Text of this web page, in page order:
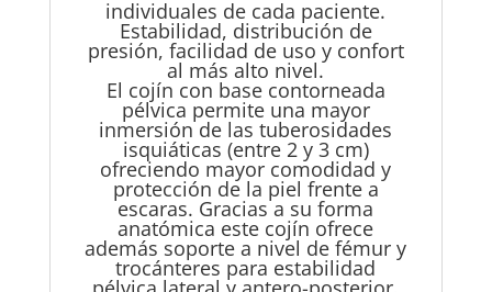
individuales de cada paciente.
Estabilidad, distribución de
presión, facilidad de uso y confort
al más alto nivel.
El cojín con base contorneada
pélvica permite una mayor
inmersión de las tuberosidades
isquiáticas (entre 2 y 3 cm)
ofreciendo mayor comodidad y
protección de la piel frente a
escaras. Gracias a su forma
anatómica este cojín ofrece
además soporte a nivel de fémur y
trocánteres para estabilidad